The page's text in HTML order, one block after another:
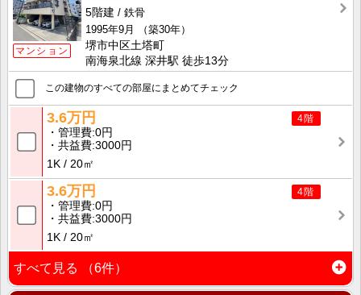
マンション
5階建
鉄骨
1995年9月
（築30年）
堺市中区土塔町
南海泉北線 深井駅 徒歩13分
この建物のすべての部屋にまとめてチェック
4階
3.6万円
管理費 0円
共益費 3000円
1K
20㎡
4階
3.6万円
管理費 0円
共益費 3000円
1K
20㎡
すべて見る （6件）